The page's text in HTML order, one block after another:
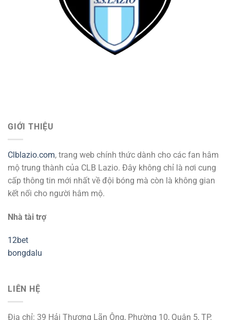
GIỚI THIỆU
Clblazio.com, trang web chính thức dành cho các fan hâm
mộ trung thành của CLB Lazio. Đây không chỉ là nơi cung
cấp thông tin mới nhất về đội bóng mà còn là không gian
kết nối cho người hâm mộ.
Nhà tài trợ
12bet
bongdalu
LIÊN HỆ
Địa chỉ: 39 Hải Thượng Lãn Ông, Phường 10, Quận 5, TP.